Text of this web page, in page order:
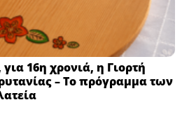
16η χρονιά, η Γιορτή
– Το πρόγραμμα των